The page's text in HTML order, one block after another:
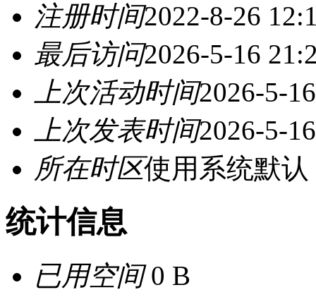
注册时间2022-8-26
最后访问2026-5-16
上次活动时间2026-5-
上次发表时间2026-5-
所在时区使用系统默认
统计信息
已用空间0 B